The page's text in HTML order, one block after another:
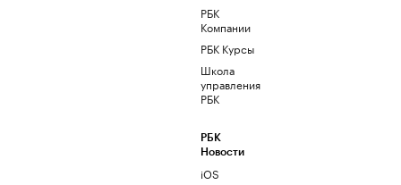
РБК
Компании
РБК Курсы
Школа
управления
РБК
РБК
Новости
iOS